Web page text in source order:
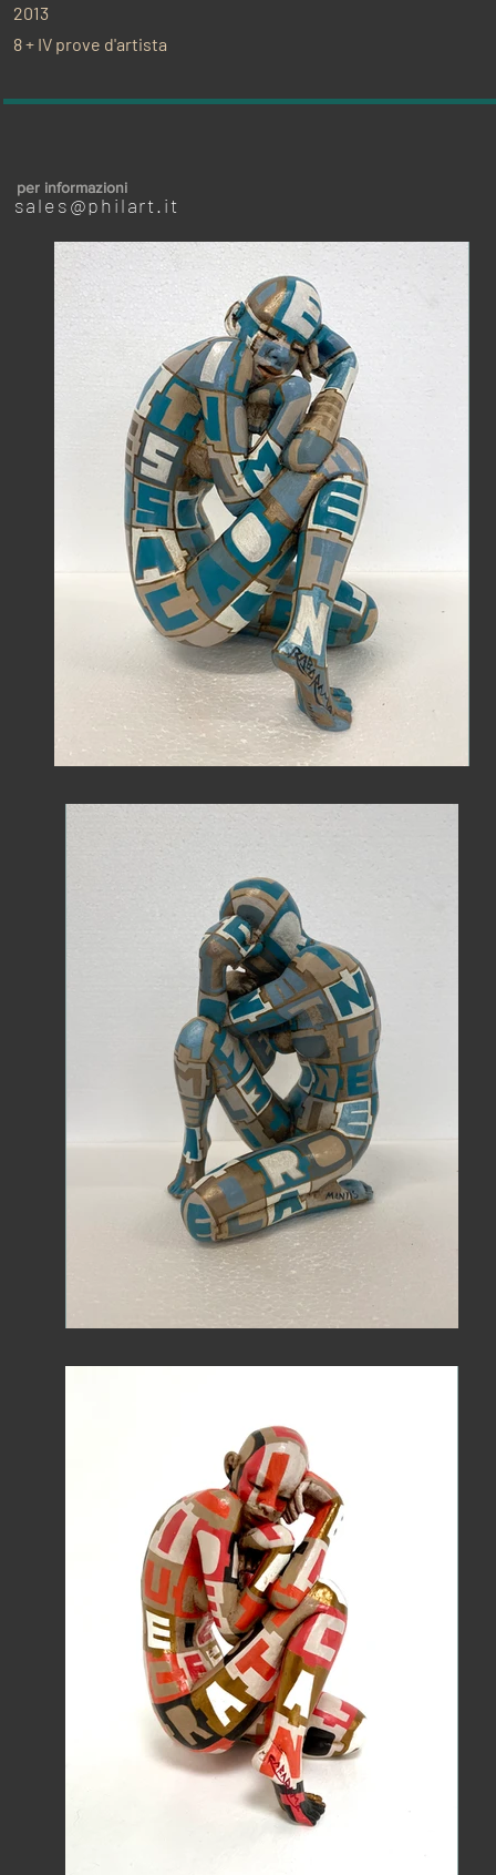
2013
8 + IV prove d'artista
per informazioni
sales@philart.it